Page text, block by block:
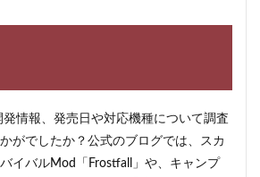
発情報、発売日や対応機種について調査
がでしたか？公式のブログでは、スカ
イバルMod「Frostfall」や、キャンプ